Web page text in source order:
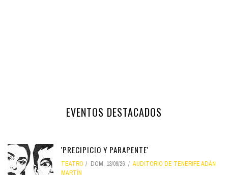
EVENTOS DESTACADOS
'PRECIPICIO Y PARAPENTE'
TEATRO DOM, 13/09/26
AUDITORIO DE TENERIFE ADÁN
MARTÍN